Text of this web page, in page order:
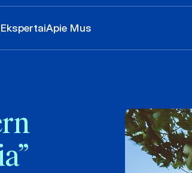
EkspertaiApie Mus